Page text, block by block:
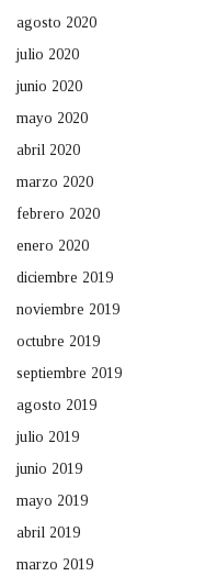
agosto 2020
julio 2020
junio 2020
mayo 2020
abril 2020
marzo 2020
febrero 2020
enero 2020
diciembre 2019
noviembre 2019
octubre 2019
septiembre 2019
agosto 2019
julio 2019
junio 2019
mayo 2019
abril 2019
marzo 2019